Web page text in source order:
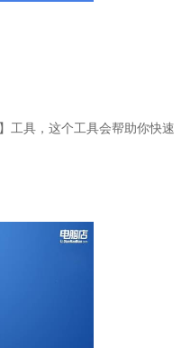
工具，这个工具会帮助你快速